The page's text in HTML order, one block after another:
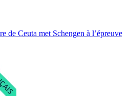
de Ceuta met Schengen à l’épreuve